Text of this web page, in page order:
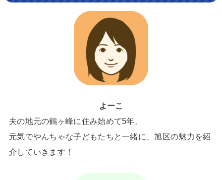
よーこ
夫の地元の鶴ヶ峰に住み始めて5年。
元気でやんちゃな子どもたちと一緒に、旭区の魅力を紹
介していきます！